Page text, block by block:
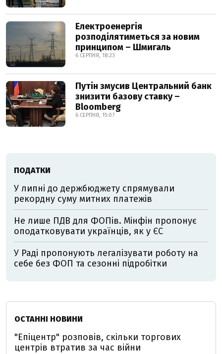
Електроенергія
розподілятиметься за новим
принципом – Шмигаль
6 СЕРПНЯ, 18:23
Путін змусив Центральний банк
знизити базову ставку –
Bloomberg
6 СЕРПНЯ, 15:07
ПОДАТКИ
У липні до держбюджету спрямували
рекордну суму митних платежів
Не лише ПДВ для ФОПів. Мінфін пропонує
оподатковувати українців, як у ЄС
У Раді пропонують легалізувати роботу на
себе без ФОП та сезонні підробітки
ОСТАННІ НОВИНИ
"Епіцентр" розповів, скільки торгових
центрів втратив за час війни